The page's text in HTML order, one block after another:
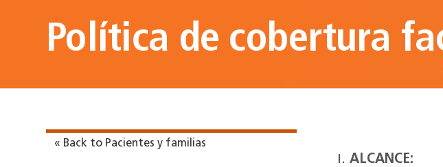
Política de cobertura
« Back to Pacientes y familias
ALCANCE: